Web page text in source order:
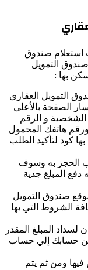
صندوق
التمويل
بها :
التمويل العقاري
الصفحة بالأعلى
الشخصية و الرقم
ورقم هاتفك المحمول
كود لتأكيد الطلب
الحجز به وسوف
المبلغ جدية
صندوق التمويل
الشروط التي بها
لسداد المبلغ المقدر
من حسابك إلي حساب
فيها ومن ثم يتم